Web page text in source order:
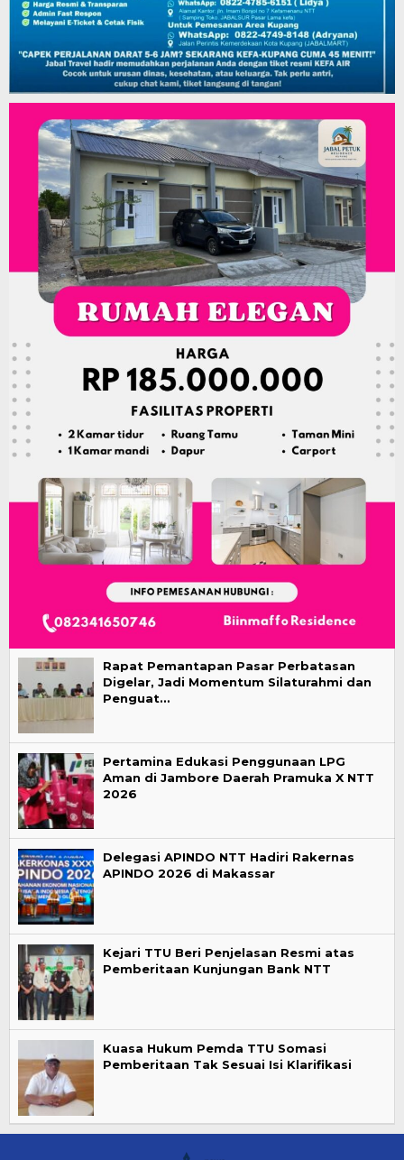
Rapat Pemantapan Pasar Perbatasan
Digelar, Jadi Momentum Silaturahmi dan
Penguat…
Pertamina Edukasi Penggunaan LPG
Aman di Jambore Daerah Pramuka X NTT
2026
Delegasi APINDO NTT Hadiri Rakernas
APINDO 2026 di Makassar
Kejari TTU Beri Penjelasan Resmi atas
Pemberitaan Kunjungan Bank NTT
Kuasa Hukum Pemda TTU Somasi
Pemberitaan Tak Sesuai Isi Klarifikasi